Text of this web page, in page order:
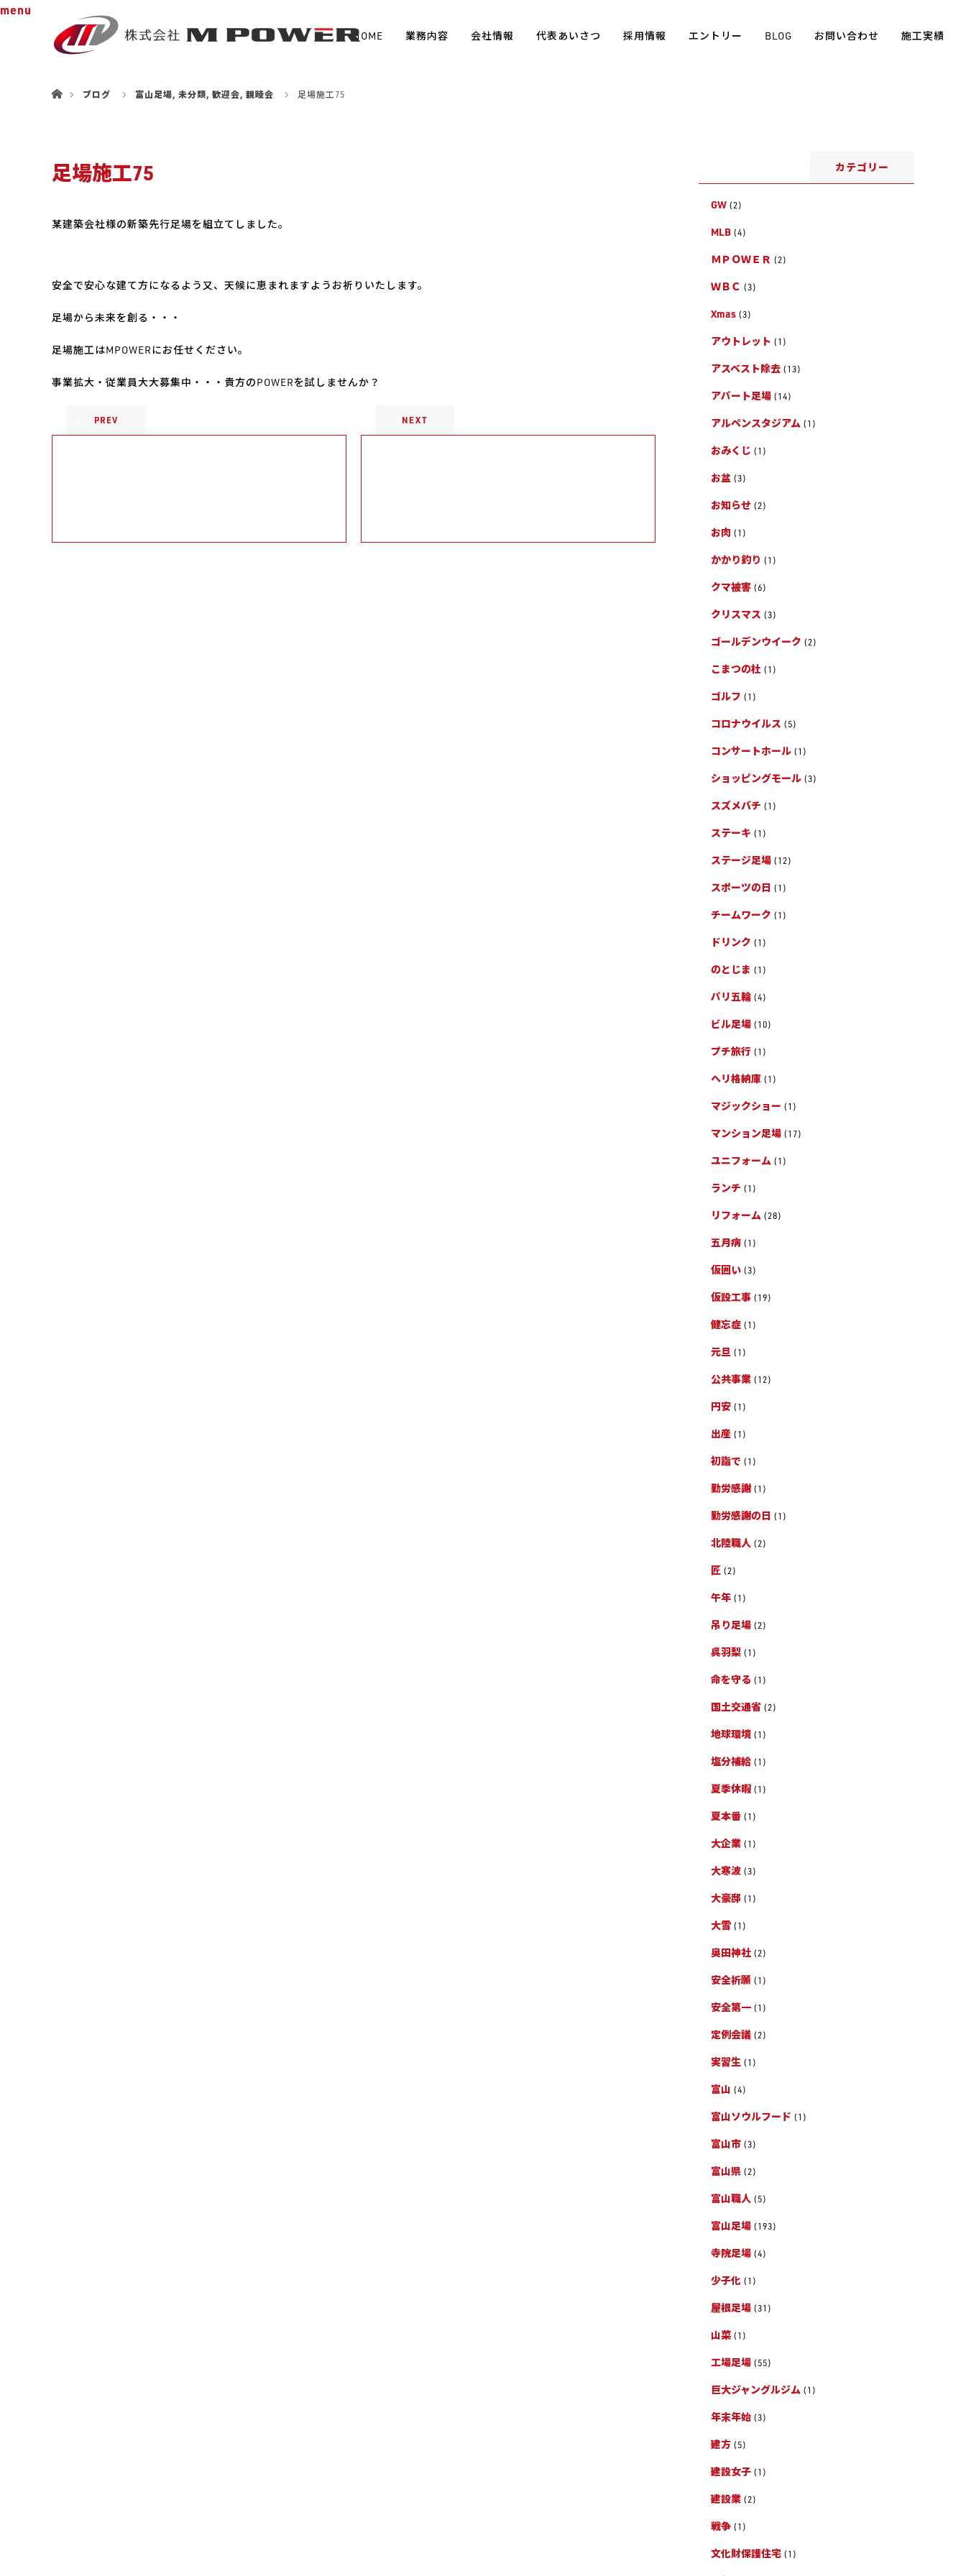
menu
HOME 業務内容 会社情報 代表あいさつ 採用情報 エントリー BLOG お問い合わせ 施工実績
ブログ
富山足場, 未分類, 歓迎会, 親睦会 足場施工75
足場施工75
某建築会社様の新築先行足場を組立てしました。
安全で安心な建て方になるよう又、天候に恵まれますようお祈りいたします。
足場から未来を創る・・・
足場施工はMPOWERにお任せください。
事業拡大・従業員大大募集中・・・貴方のPOWERを試しませんか？
PREV NEXT
カテゴリー
GW (2)
MLB (4)
ＭＰＯＷＥＲ (2)
ＷＢＣ (3)
Xmas (3)
アウトレット (1)
アスベスト除去 (13)
アパート足場 (14)
アルペンスタジアム (1)
おみくじ (1)
お盆 (3)
お知らせ (2)
お肉 (1)
かかり釣り (1)
クマ被害 (6)
クリスマス (3)
ゴールデンウイーク (2)
こまつの杜 (1)
ゴルフ (1)
コロナウイルス (5)
コンサートホール (1)
ショッピングモール (3)
スズメバチ (1)
ステーキ (1)
ステージ足場 (12)
スポーツの日 (1)
チームワーク (1)
ドリンク (1)
のとじま (1)
パリ五輪 (4)
ビル足場 (10)
プチ旅行 (1)
ヘリ格納庫 (1)
マジックショー (1)
マンション足場 (17)
ユニフォーム (1)
ランチ (1)
リフォーム (28)
五月病 (1)
仮囲い (3)
仮設工事 (19)
健忘症 (1)
元旦 (1)
公共事業 (12)
円安 (1)
出産 (1)
初詣で (1)
勤労感謝(1)
勤労感謝の日 (1)
北陸職人 (2)
匠 (2)
午年 (1)
吊り足場 (2)
呉羽梨 (1)
命を守る (1)
国土交通省 (2)
地球環境 (1)
塩分補給 (1)
夏季休暇 (1)
夏本番 (1)
大企業 (1)
大寒波 (3)
大豪邸 (1)
大雪 (1)
奥田神社 (2)
安全祈願 (1)
安全第一 (1)
定例会議 (2)
実習生 (1)
富山 (4)
富山ソウルフード (1)
富山市 (3)
富山県 (2)
富山職人 (5)
富山足場 (193)
寺院足場 (4)
少子化 (1)
屋根足場 (31)
山菜 (1)
工場足場 (55)
巨大ジャングルジム (1)
年末年始 (3)
建方 (5)
建設女子 (1)
建設業 (2)
戦争 (1)
文化財保護住宅 (1)